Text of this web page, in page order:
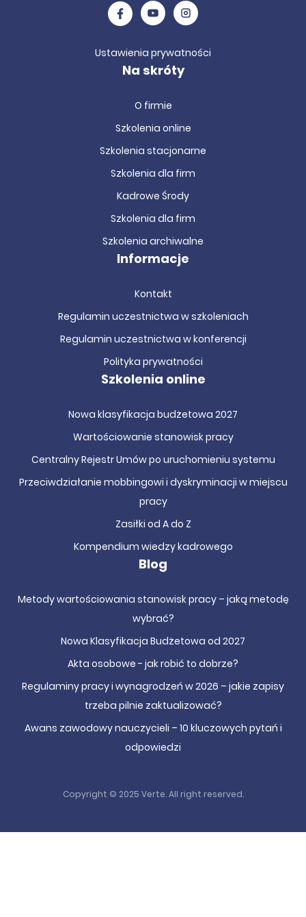
Ustawienia prywatności
Na skróty
O firmie
Szkolenia online
Szkolenia stacjonarne
Szkolenia dla firm
Kadrowe Środy
Szkolenia dla firm
Szkolenia archiwalne
Informacje
Kontakt
Regulamin uczestnictwa w szkoleniach
Regulamin uczestnictwa w konferencji
Polityka prywatności
Szkolenia online
Nowa klasyfikacja budżetowa 2027
Wartościowanie stanowisk pracy
Centralny Rejestr Umów po uruchomieniu systemu
Przeciwdziałanie mobbingowi i dyskryminacji w miejscu
pracy
Zasiłki od A do Z
Kompendium wiedzy kadrowego
Blog
Metody wartościowania stanowisk pracy – jaką metodę
wybrać?
Nowa Klasyfikacja Budżetowa od 2027
Akta osobowe - jak robić to dobrze?
Regulaminy pracy i wynagrodzeń w 2026 – jakie zapisy
trzeba pilnie zaktualizować?
Awans zawodowy nauczycieli – 10 kluczowych pytań i
odpowiedzi
Copyright © 2025 Verte. All right reserved.